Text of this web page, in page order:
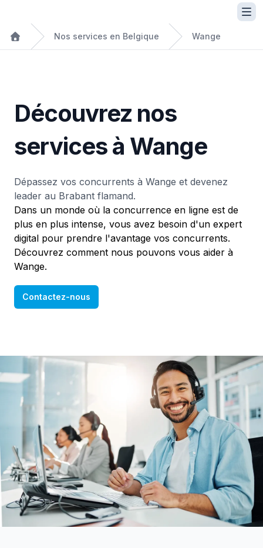
Nos services en Belgique Wange
Découvrez nos
services à Wange
Dépassez vos concurrents à Wange et devenez
leader au Brabant flamand.
Dans un monde où la concurrence en ligne est de
plus en plus intense, vous avez besoin d'un expert
digital pour prendre l'avantage vos concurrents.
Découvrez comment nous pouvons vous aider à
Wange.
Contactez-nous